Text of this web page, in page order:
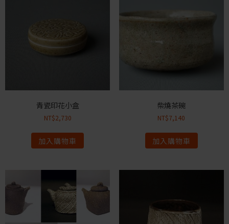
青瓷印花小盒
NT$2,730
加入購物車
柴燒茶碗
NT$7,140
加入購物車